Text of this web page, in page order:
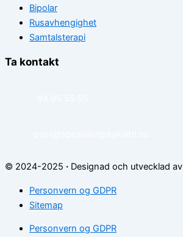
Bipolar
Rusavhengighet
Samtalsterapi
Ta kontakt
© 2024-2025 · Designad och utvecklad av
Personvern og GDPR
Sitemap
Personvern og GDPR